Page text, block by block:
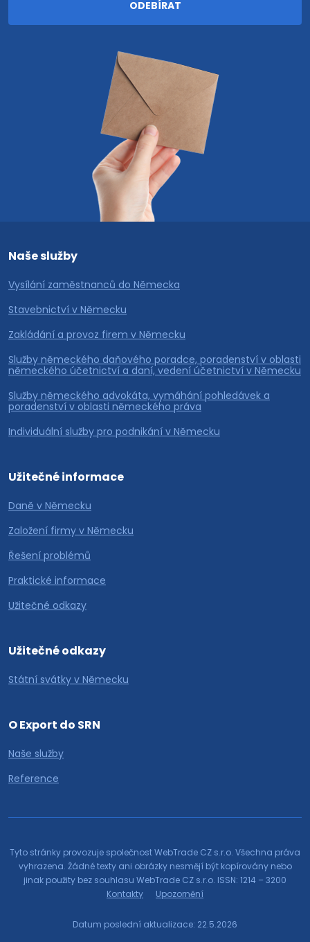
Naše služby
Vysílání zaměstnanců do Německa
Stavebnictví v Německu
Zakládání a provoz firem v Německu
Služby německého daňového poradce, poradenství v oblasti
německého účetnictví a daní, vedení účetnictví v Německu
Služby německého advokáta, vymáhání pohledávek a
poradenství v oblasti německého práva
Individuální služby pro podnikání v Německu
Užitečné informace
Daně v Německu
Založení firmy v Německu
Řešení problémů
Praktické informace
Užitečné odkazy
Užitečné odkazy
Státní svátky v Německu
O Export do SRN
Naše služby
Reference
Tyto stránky provozuje společnost WebTrade CZ s.r.o. Všechna práva
vyhrazena. Žádné texty ani obrázky nesmějí být kopírovány nebo
jinak použity bez souhlasu WebTrade CZ s.r.o. ISSN: 1214 – 3200
Kontakty
Upozornění
Datum poslední aktualizace: 22.5.2026